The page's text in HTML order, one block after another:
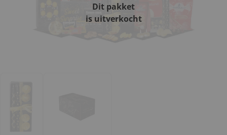
Dit pakket
is uitverkocht